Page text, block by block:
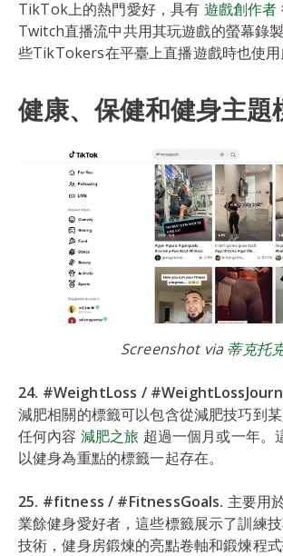
TikTok上的熱門愛好，具有 遊戲創作者
Twitch直播流中共用其玩遊戲的螢幕錄
些TikTokers在平臺上直播遊戲時也使用
健康、保健和健身主題
Screenshot via 蒂克托
24. #WeightLoss /
減肥相關的標籤可以包含從減肥技巧到
任何內容 減肥之旅 超過一個月或一年。
以健身為重點的標籤一起存在。
25. #fitness / #FitnessGoals. 主要用
業餘健身愛好者，這些標籤展示了訓練
技術，健身房鍛煉的亮點卷軸和鍛煉程式